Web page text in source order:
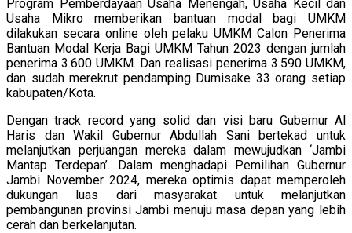
Program Pemberdayaan Usaha Menengah, Usaha Kecil dan
Usaha Mikro memberikan bantuan modal bagi UMKM
dilakukan secara online oleh pelaku UMKM Calon Penerima
Bantuan Modal Kerja Bagi UMKM Tahun 2023 dengan jumlah
penerima 3.600 UMKM. Dan realisasi penerima 3.590 UMKM,
dan sudah merekrut pendamping Dumisake 33 orang setiap
kabupaten/Kota.
Dengan track record yang solid dan visi baru Gubernur Al
Haris dan Wakil Gubernur Abdullah Sani bertekad untuk
melanjutkan perjuangan mereka dalam mewujudkan ‘Jambi
Mantap Terdepan’. Dalam menghadapi Pemilihan Gubernur
Jambi November 2024, mereka optimis dapat memperoleh
dukungan luas dari masyarakat untuk melanjutkan
pembangunan provinsi Jambi menuju masa depan yang lebih
cerah dan berkelanjutan.